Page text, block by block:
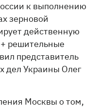
к выполнению
зерновой
действенную
решительные
представитель
дел Украины Олег
Москвы о том,